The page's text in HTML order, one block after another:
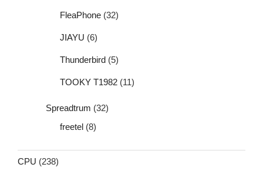
FleaPhone (32)
JIAYU (6)
Thunderbird (5)
TOOKY T1982 (11)
Spreadtrum (32)
freetel (8)
CPU (238)